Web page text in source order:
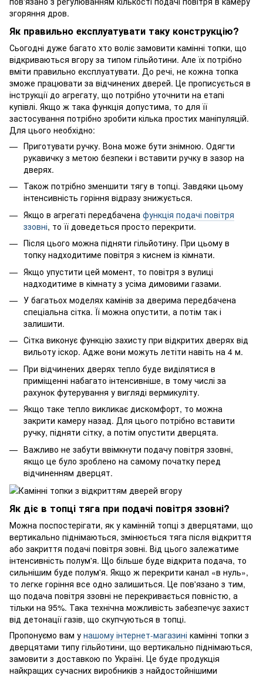
згоряння дров.
Як правильно експлуатувати таку конструкцію?
Сьогодні дуже багато хто воліє замовити камінні топки, що
відкриваються вгору за типом гільйотини. Але їх потрібно
вміти правильно експлуатувати. До речі, не кожна топка
зможе працювати за відчинених дверей. Це прописується в
інструкції до агрегату, що потрібно уточнити на етапі
купівлі. Якщо ж така функція допустима, то для її
застосування потрібно зробити кілька простих маніпуляцій.
Для цього необхідно:
Приготувати ручку. Вона може бути знімною. Одягти
рукавичку з метою безпеки і вставити ручку в зазор на
дверях.
Також потрібно зменшити тягу в топці. Завдяки цьому
інтенсивність горіння відразу знижується.
Якщо в агрегаті передбачена функція подачі повітря
ззовні, то її доведеться просто перекрити.
Після цього можна підняти гільйотину. При цьому в
топку надходитиме повітря з киснем із кімнати.
Якщо упустити цей момент, то повітря з вулиці
надходитиме в кімнату з усіма димовими газами.
У багатьох моделях камінів за дверима передбачена
спеціальна сітка. Її можна опустити, а потім так і
залишити.
Сітка виконує функцію захисту при відкритих дверях від
вильоту іскор. Адже вони можуть летіти навіть на 4 м.
При відчинених дверях тепло буде виділятися в
приміщенні набагато інтенсивніше, в тому числі за
рахунок футерування у вигляді вермикуліту.
Якщо таке тепло викликає дискомфорт, то можна
закрити камеру назад. Для цього потрібно вставити
ручку, підняти сітку, а потім опустити дверцята.
Важливо не забути ввімкнути подачу повітря ззовні,
якщо це було зроблено на самому початку перед
відчиненням дверцят.
Як діє в топці тяга при подачі повітря ззовні?
Можна поспостерігати, як у камінній топці з дверцятами, що
вертикально піднімаються, змінюється тяга після відкриття
або закриття подачі повітря зовні. Від цього залежатиме
інтенсивність полум'я. Що більше буде відкрита подача, то
сильнішим буде полум'я. Якщо ж перекрити канал «в нуль»,
то легке горіння все одно залишиться. Це пов'язано з тим,
що подача повітря ззовні не перекривається повністю, а
тільки на 95%. Така технічна можливість забезпечує захист
від детонації газів, що скупчуються в топці.
Пропонуємо вам у нашому інтернет-магазині камінні топки з
дверцятами типу гільйотини, що вертикально піднімаються,
замовити з доставкою по Україні. Це буде продукція
найкращих сучасних виробників з найдостойнішими